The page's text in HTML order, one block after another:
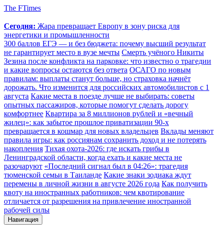
The FTimes
Сегодня: Жара превращает Европу в зону риска для
энергетики и промышленности
300 баллов ЕГЭ — и без бюджета: почему высший результат
не гарантирует место в вузе мечты Смерть учёного Никиты
Зезина после конфликта на парковке: что известно о трагедии
и какие вопросы остаются без ответа ОСАГО по новым
правилам: выплаты станут больше, но страховка начнёт
дорожать. Что изменится для российских автомобилистов с 1
августа Какие места в поезде лучше не выбирать: советы
опытных пассажиров, которые помогут сделать дорогу
комфортнее Квартира за 8 миллионов рублей и «вечный
жилец»: как забытое прошлое приватизации 90-х
превращается в кошмар для новых владельцев Вклады меняют
правила игры: как россиянам сохранить доход и не потерять
накопления Тихая охота-2026: где искать грибы в
Ленинградской области, когда ехать и какие места не
разочаруют «Последний сигнал был в 04:26»: трагедия
тюменской семьи в Таиланде Какие знаки зодиака ждут
перемены в личной жизни в августе 2026 года Как получить
квоту на иностранных работников: чем квотирование
отличается от разрешения на привлечение иностранной
рабочей силы
Навигация